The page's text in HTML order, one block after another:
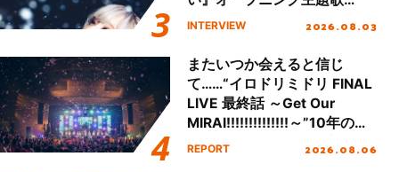
「Amore」インタビュー
INTERVIEW 2026.08.03
またいつか会えると信じ
て……“イロドリミドリ FINAL
LIVE 最終話 ～Get Our
MIRAI!!!!!!!!!!!!!!～”10年の活
動を経てファイナルを迎える
REPORT 2026.08.06